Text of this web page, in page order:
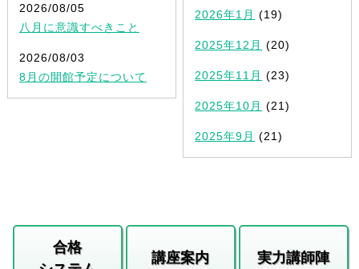
2026/08/05
八月に意識すべきこと
2026/08/03
8月の開館予定について
2026年1月 (19)
2025年12月 (20)
2025年11月 (23)
2025年10月 (21)
2025年9月 (21)
合格
講座案内 実力講師陣